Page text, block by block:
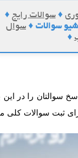
♦ سوالات رایج ♦
سوالات ♦ سوال
♦
سوالتان را در
ثبت سوالات کلی